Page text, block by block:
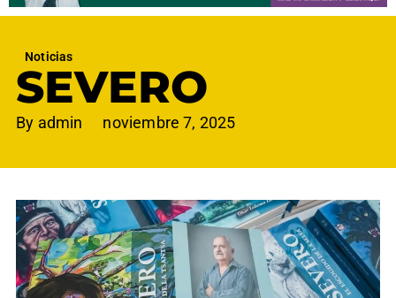
Noticias
SEVERO
By admin noviembre 7, 2025